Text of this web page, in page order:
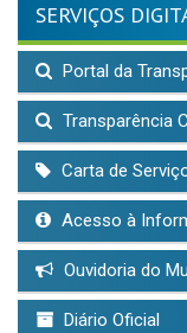
SERVIÇOS
Portal da
Transparência
Carta de
Acesso à
Ouvidoria do
Diário Oficial